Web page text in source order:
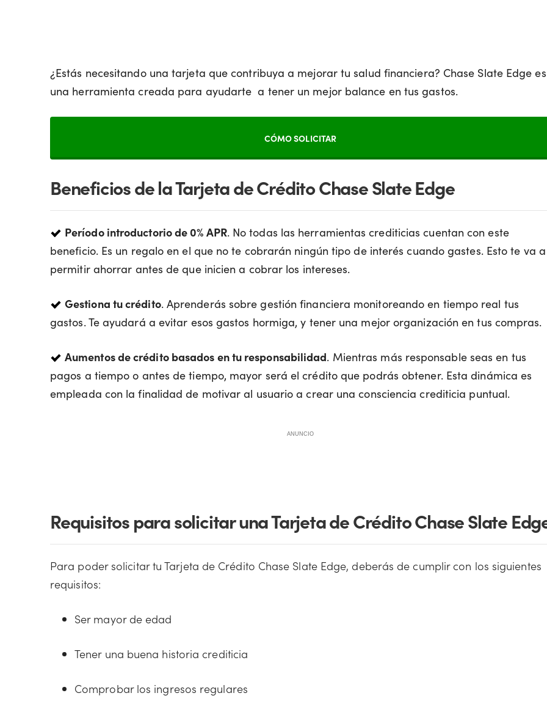
¿Estás necesitando una tarjeta que contribuya a mejorar tu salud financiera? Chase Slate Edge es
una herramienta creada para ayudarte a tener un mejor balance en tus gastos.
CÓMO SOLICITAR
Beneficios de la Tarjeta de Crédito Chase Slate Edge
Período introductorio de 0% APR. No todas las herramientas crediticias cuentan con este
beneficio. Es un regalo en el que no te cobrarán ningún tipo de interés cuando gastes. Esto te va a
permitir ahorrar antes de que inicien a cobrar los intereses.
Gestiona tu crédito. Aprenderás sobre gestión financiera monitoreando en tiempo real tus
gastos. Te ayudará a evitar esos gastos hormiga, y tener una mejor organización en tus compras.
Aumentos de crédito basados en tu responsabilidad. Mientras más responsable seas en tus
pagos a tiempo o antes de tiempo, mayor será el crédito que podrás obtener. Esta dinámica es
empleada con la finalidad de motivar al usuario a crear una consciencia crediticia puntual.
ANUNCIO
Requisitos para solicitar una Tarjeta de Crédito Chase Slate
Para poder solicitar tu Tarjeta de Crédito Chase Slate Edge, deberás de cumplir con los siguientes
requisitos:
Ser mayor de edad
Tener una buena historia crediticia
Comprobar los ingresos regulares